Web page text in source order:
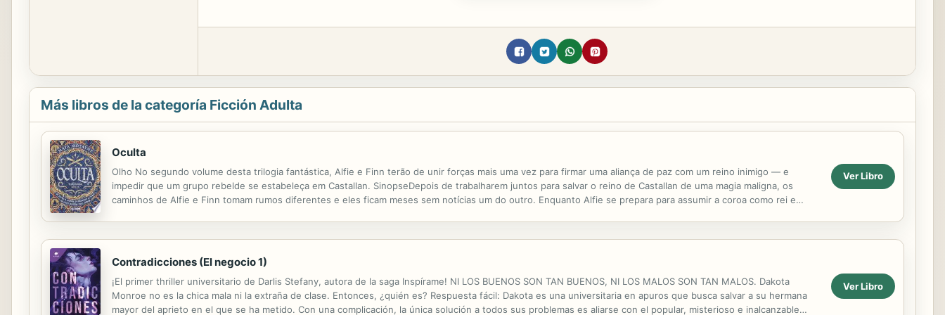
Más libros de la categoría Ficción Adulta
Oculta
Olho No segundo volume desta trilogia fantástica, Alfie e Finn terão de unir forças mais uma vez para firmar uma aliança de paz com um reino inimigo — e
impedir que um grupo rebelde se estabeleça em Castallan. SinopseDepois de trabalharem juntos para salvar o reino de Castallan de uma magia maligna, os
caminhos de Alfie e Finn tomam rumos diferentes e eles ficam meses sem notícias um do outro. Enquanto Alfie se prepara para assumir a coroa como rei e
Ver Libro
Contradicciones (El negocio 1)
¡El primer thriller universitario de Darlis Stefany, autora de la saga Inspírame! NI LOS BUENOS SON TAN BUENOS, NI LOS MALOS SON TAN MALOS. Dakota
Monroe no es la chica mala ni la extraña de clase. Entonces, ¿quién es? Respuesta fácil: Dakota es una universitaria en apuros que busca salvar a su hermana
mayor del aprieto en el que se ha metido. Con una complicación, la única solución a todos sus problemas es aliarse con el popular, misterioso e inalcanzable
Ver Libro